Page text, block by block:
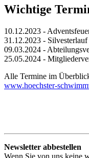
Wichtige
10.12.2023 -
31.12.2023 -
09.03.2024 -
25.05.2024 -
Alle Termine im
www.hoechster-
Newsletter abbestellen
Wenn Sie von uns keine